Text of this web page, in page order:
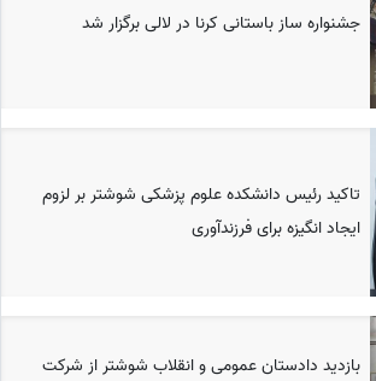
جشنواره ساز باستانی کرنا در لالی برگزار شد
تاکید رئیس دانشکده علوم پزشکی شوشتر بر لزوم
ایجاد انگیزه برای فرزندآوری
بازدید دادستان عمومی و انقلاب شوشتر از شرکت